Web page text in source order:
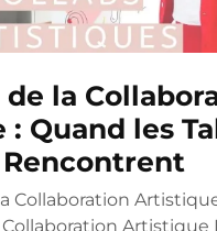
de la
Quand les
Rencontrent
Collaboration
Artistique